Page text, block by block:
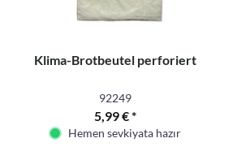
Klima-Brotbeutel perforiert
92249
5,99 € *
Hemen sevkiyata hazır